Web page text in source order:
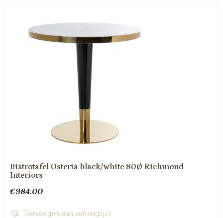
Bistrotafel Osteria black/white 80Ø Richmond
Interiors
€984.00
Toevoegen aan verlanglijst